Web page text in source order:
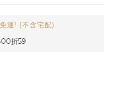
運! (不含宅配)
折59